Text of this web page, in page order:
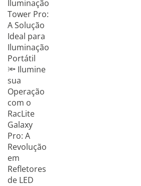
Iluminação
Tower Pro:
A Solução
Ideal para
Iluminação
Portátil
🔦 Ilumine
sua
Operação
com o
RacLite
Galaxy
Pro: A
Revolução
em
Refletores
de LED